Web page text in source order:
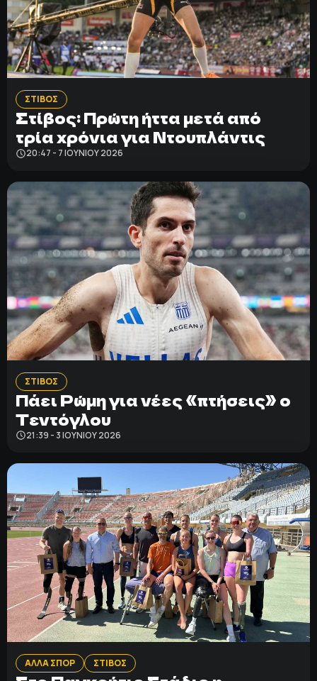
ΣΤΙΒΟΣ
Στίβος: Πρώτη ήττα μετά από
τρία χρόνια για Ντουπλάντις
20:47 - 7 ΙΟΥΝΊΟΥ 2026
ΣΤΙΒΟΣ
Πάει Ρώμη για νέες «πτήσεις» ο
Τεντόγλου
21:39 - 3 ΙΟΥΝΊΟΥ 2026
ΑΛΛΑ ΣΠΟΡ ΣΤΙΒΟΣ